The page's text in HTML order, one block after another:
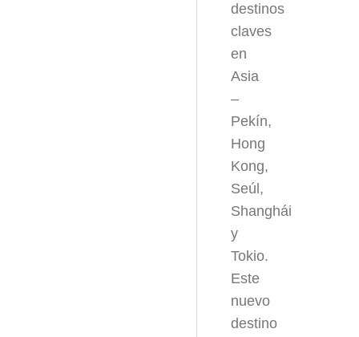
destinos
claves
en
Asia
–
Pekín,
Hong
Kong,
Seúl,
Shanghái
y
Tokio.
Este
nuevo
destino